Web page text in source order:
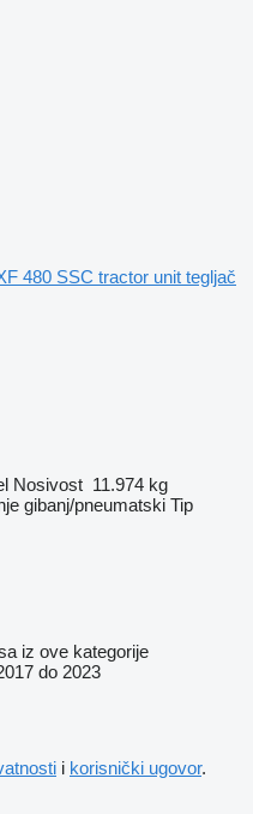
480 SSC tractor unit tegljač
Nosivost 11.974 kg
gibanj/pneumatski Tip
iz ove kategorije
do 2023
i korisnički ugovor.